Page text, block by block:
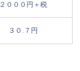
２０００円＋税
３０.７円